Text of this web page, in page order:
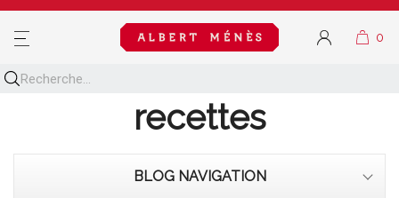
MENU
Découvrez toutes nos
recettes
BLOG NAVIGATION